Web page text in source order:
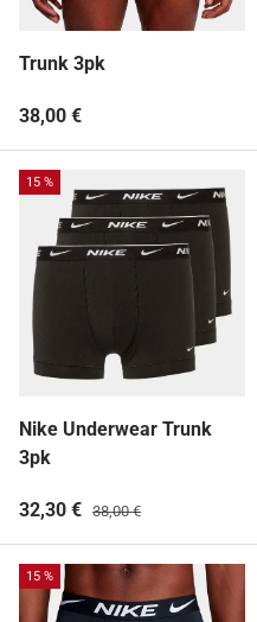
Trunk 3pk
38,00 €
15 %
Nike Underwear Trunk
3pk
32,30 € 38,00 €
15 %